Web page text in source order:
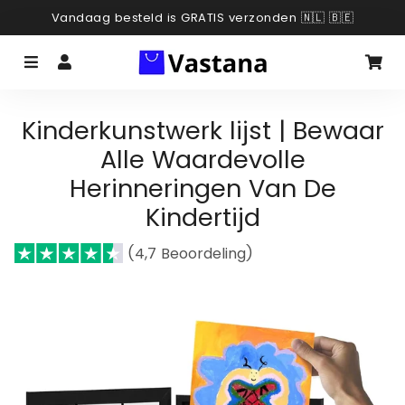
Vandaag besteld is GRATIS verzonden 🇳🇱 🇧🇪
Menu Aanmelden
Kinderkunstwerk lijst | Bewaar
Alle Waardevolle
Herinneringen Van De
Kindertijd
(4,7 Beoordeling)